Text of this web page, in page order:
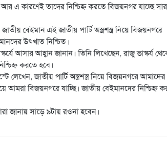
এ কারণেই তাদের নিশ্চিহ্ন করতে বিজয়নগর যাচ্ছে
বেইমান এই জাতীয় পার্টি অস্ত্রশস্ত্র নিয়ে বিজয়নগরে
উৎখাত নিশ্চিত।
আসার আহ্বান জানান। তিনি লিখেছেন, রাজু ভাস্কর্য
করতে হবে।
জাতীয় পার্টি অস্ত্রশস্ত্র নিয়ে বিজয়নগরে আমাদের
আমরা বিজয়নগরে যাচ্ছি। জাতীয় বেইমানদের নিশ্চিহ্ন
জানায় সাড়ে ৯টায় রওনা হবেন।